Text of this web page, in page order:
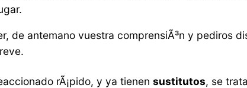
de antemano vuestra comprensiÃ³n y pediros
rÃ¡pido, y ya tienen sustitutos, se